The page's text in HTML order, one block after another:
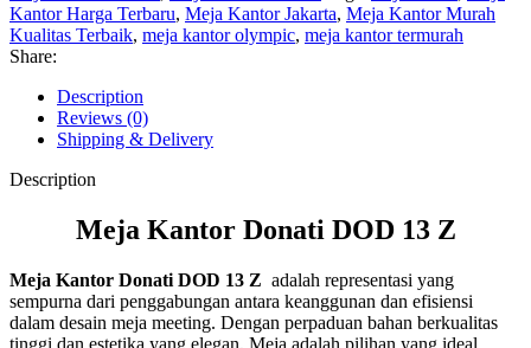
Kantor Harga Terbaru, Meja Kantor Jakarta, Meja Kantor Murah
Kualitas Terbaik, meja kantor olympic, meja kantor termurah
Share:
Description
Reviews (0)
Shipping & Delivery
Description
Meja Kantor Donati DOD 13 Z
Meja Kantor Donati DOD 13 Z adalah representasi yang
sempurna dari penggabungan antara keanggunan dan efisiensi
dalam desain meja meeting. Dengan perpaduan bahan berkualitas
tinggi dan estetika yang elegan, Meja adalah pilihan yang ideal